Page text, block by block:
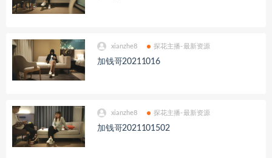
xianzhe8 探花主播-最新资源
加钱哥20211016
xianzhe8 探花主播-最新资源
加钱哥2021101502